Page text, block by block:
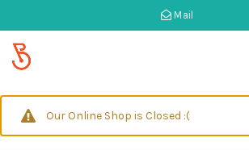
Mail
Our Online Shop is Closed :(